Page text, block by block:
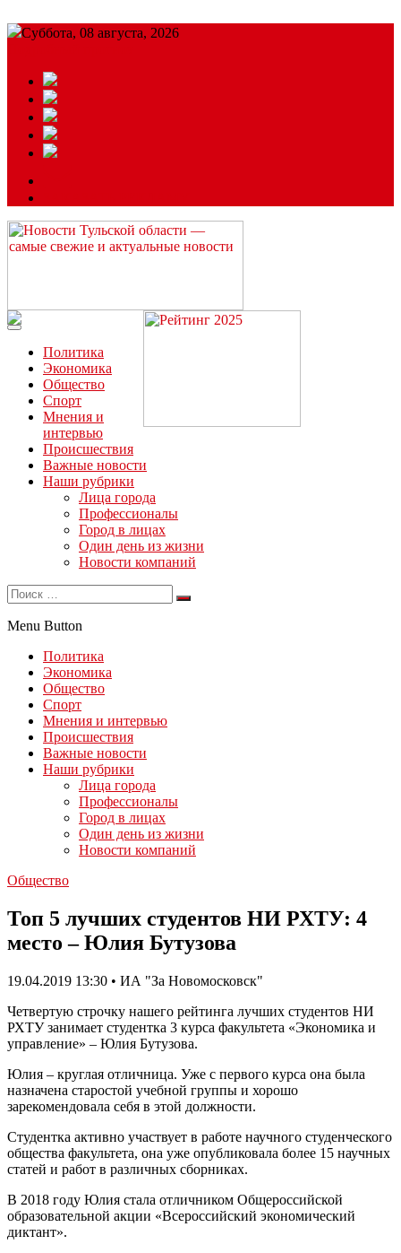
Суббота, 08 августа, 2026
Читайте последние новости дня в Тульской области на сайте
“ЗаНовомосковск”
Политика
Экономика
Общество
Спорт
Мнения и
интервью
Происшествия
Важные новости
Наши рубрики
Лица города
Профессионалы
Город в лицах
Один день из жизни
Новости компаний
Menu Button
Политика
Экономика
Общество
Спорт
Мнения и интервью
Происшествия
Важные новости
Наши рубрики
Лица города
Профессионалы
Город в лицах
Один день из жизни
Новости компаний
Общество
Топ 5 лучших студентов НИ РХТУ: 4
место – Юлия Бутузова
19.04.2019 13:30 • ИА "За Новомосковск"
Четвертую строчку нашего рейтинга лучших студентов НИ
РХТУ занимает студентка 3 курса факультета «Экономика и
управление» – Юлия Бутузова.
Юлия – круглая отличница. Уже с первого курса она была
назначена старостой учебной группы и хорошо
зарекомендовала себя в этой должности.
Студентка активно участвует в работе научного студенческого
общества факультета, она уже опубликовала более 15 научных
статей и работ в различных сборниках.
В 2018 году Юлия стала отличником Общероссийской
образовательной акции «Всероссийский экономический
диктант».